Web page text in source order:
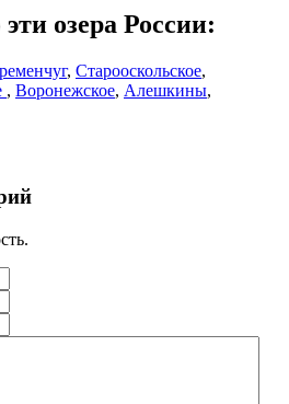
озера России:
, Старооскольское,
, Воронежское, Алешкины,